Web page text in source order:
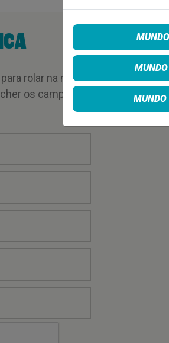
rolar na minha
os campos